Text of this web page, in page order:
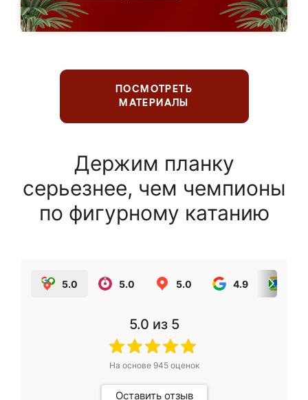
ПОСМОТРЕТЬ
МАТЕРИАЛЫ
Держим планку
серьезнее, чем чемпионы
по фигурному катанию
5.0 5.0 5.0 4.9
5.0 из 5
На основе 945оценок
Оставить отзыв